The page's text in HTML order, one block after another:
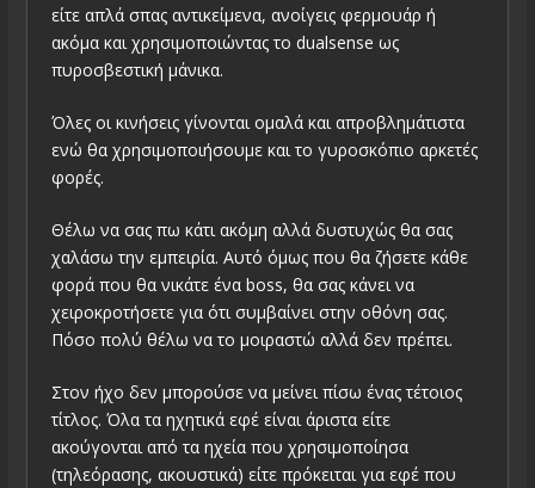
είτε απλά σπας αντικείμενα, ανοίγεις φερμουάρ ή
ακόμα και χρησιμοποιώντας το dualsense ως
πυροσβεστική μάνικα.
Όλες οι κινήσεις γίνονται ομαλά και απροβλημάτιστα
ενώ θα χρησιμοποιήσουμε και το γυροσκόπιο αρκετές
φορές.
Θέλω να σας πω κάτι ακόμη αλλά δυστυχώς θα σας
χαλάσω την εμπειρία. Αυτό όμως που θα ζήσετε κάθε
φορά που θα νικάτε ένα boss, θα σας κάνει να
χειροκροτήσετε για ότι συμβαίνει στην οθόνη σας.
Πόσο πολύ θέλω να το μοιραστώ αλλά δεν πρέπει.
Στον ήχο δεν μπορούσε να μείνει πίσω ένας τέτοιος
τίτλος. Όλα τα ηχητικά εφέ είναι άριστα είτε
ακούγονται από τα ηχεία που χρησιμοποίησα
(τηλεόρασης, ακουστικά) είτε πρόκειται για εφέ που